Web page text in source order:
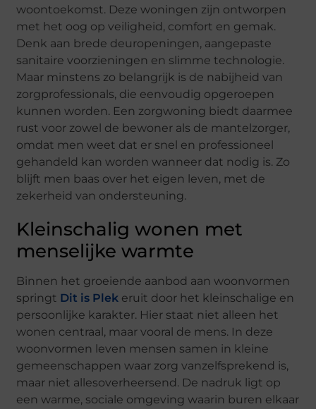
woontoekomst. Deze woningen zijn ontworpen
met het oog op veiligheid, comfort en gemak.
Denk aan brede deuropeningen, aangepaste
sanitaire voorzieningen en slimme technologie.
Maar minstens zo belangrijk is de nabijheid van
zorgprofessionals, die eenvoudig opgeroepen
kunnen worden. Een zorgwoning biedt daarmee
rust voor zowel de bewoner als de mantelzorger,
omdat men weet dat er snel en professioneel
gehandeld kan worden wanneer dat nodig is. Zo
blijft men baas over het eigen leven, met de
zekerheid van ondersteuning.
Kleinschalig wonen met
menselijke warmte
Binnen het groeiende aanbod aan woonvormen
springt Dit is Plek eruit door het kleinschalige en
persoonlijke karakter. Hier staat niet alleen het
wonen centraal, maar vooral de mens. In deze
woonvormen leven mensen samen in kleine
gemeenschappen waar zorg vanzelfsprekend is,
maar niet allesoverheersend. De nadruk ligt op
een warme, sociale omgeving waarin buren elkaar